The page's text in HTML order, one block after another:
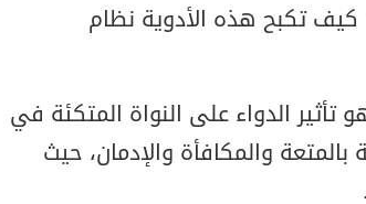
تكبح هذه الأدوية نظام
تأثير الدواء على النواة المتكئة في
بالمتعة والمكافأة والإدمان، حيث